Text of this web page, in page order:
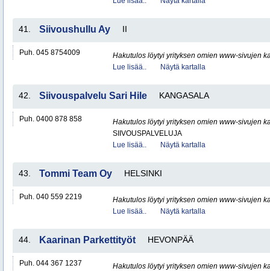
41. Siivoushullu Ay II
Puh. 045 8754009
Hakutulos löytyi yrityksen omien www-sivujen
Lue lisää..
Näytä kartalla
42. Siivouspalvelu Sari Hile KANGASALA
Puh. 0400 878 858
Hakutulos löytyi yrityksen omien www-sivujen
SIIVOUSPALVELUJA
Lue lisää..
Näytä kartalla
43. Tommi Team Oy HELSINKI
Puh. 040 559 2219
Hakutulos löytyi yrityksen omien www-sivujen
Lue lisää..
Näytä kartalla
44. Kaarinan Parkettityöt HEVONPÄÄ
Puh. 044 367 1237
Hakutulos löytyi yrityksen omien www-sivujen